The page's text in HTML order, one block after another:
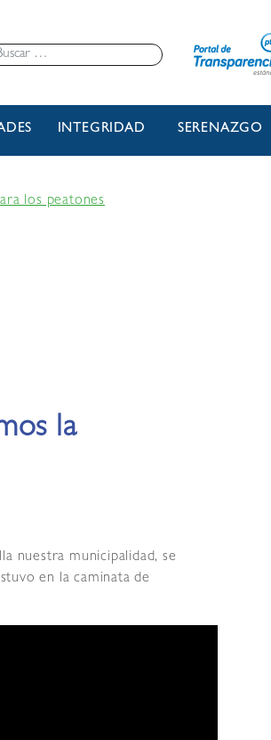
INTEGRIDAD SERENAZGO
los peatones
la
nuestra municipalidad, se
en la caminata de